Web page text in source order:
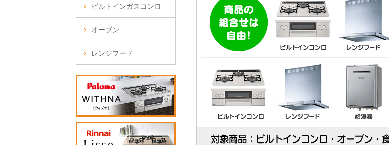
ビルトインガスコンロ
オーブン
レンジフード